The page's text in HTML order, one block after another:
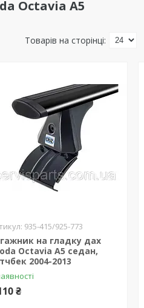
Octavia A5
935-415/925-773
на гладку дах
Octavia A5 седан,
2004-2013
₴